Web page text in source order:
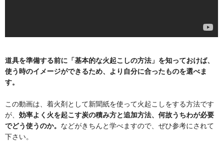
道具を準備する前に「基本的な火起こしの方法」を知っておけば、
使う時のイメージができるため、より自分に合ったものを選べま
す。
この動画は、着火剤として新聞紙を使って火起こしをする方法です
が、 効率よく火を起こす炭の積み方と追加方法、何故うちわが必要
でどう使うのか。 などがきちんと学べますので、ぜひ参考にされて
下さい。